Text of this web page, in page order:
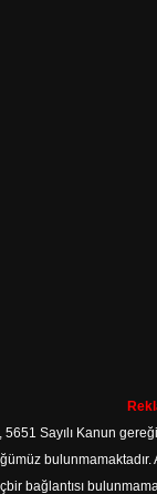
5651 Sayılı Kanun
bağlantısı